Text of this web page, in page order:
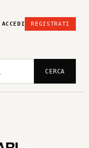
ACCEDI REGISTRATI
CERCA